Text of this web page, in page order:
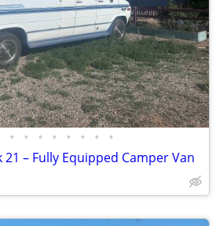
• • • • • • • •
21 – Fully Equipped Camper Van